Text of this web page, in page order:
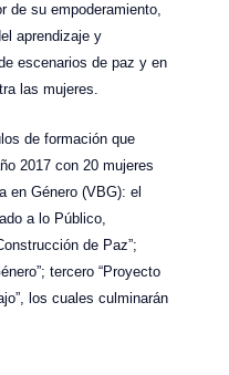
de su empoderamiento,
aprendizaje y
escenarios de paz y en
las mujeres.
de formación que
2017 con 20 mujeres
en Género (VBG): el
a lo Público,
de Paz”;
tercero “Proyecto
los cuales culminarán